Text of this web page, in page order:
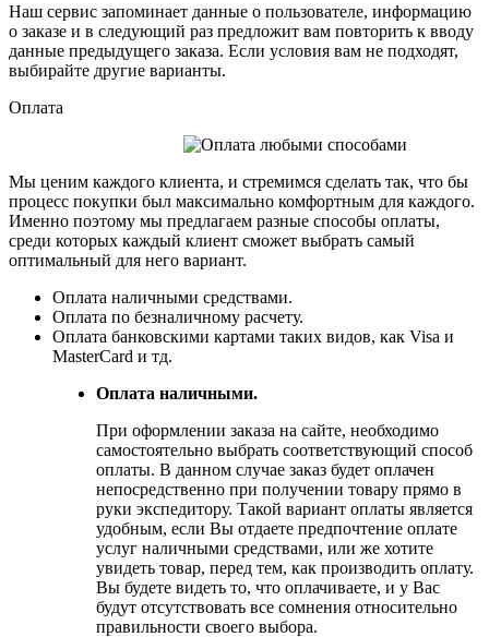
Наш сервис запоминает данные о пользователе, информацию
о заказе и в следующий раз предложит вам повторить к вводу
данные предыдущего заказа. Если условия вам не подходят,
выбирайте другие варианты.
Оплата
Мы ценим каждого клиента, и стремимся сделать так, что бы
процесс покупки был максимально комфортным для каждого.
Именно поэтому мы предлагаем разные способы оплаты,
среди которых каждый клиент сможет выбрать самый
оптимальный для него вариант.
Оплата наличными средствами.
Оплата по безналичному расчету.
Оплата банковскими картами таких видов, как Visa и
MasterCard и тд.
Оплата наличными.
При оформлении заказа на сайте, необходимо
самостоятельно выбрать соответствующий способ
оплаты. В данном случае заказ будет оплачен
непосредственно при получении товару прямо в
руки экспедитору. Такой вариант оплаты является
удобным, если Вы отдаете предпочтение оплате
услуг наличными средствами, или же хотите
увидеть товар, перед тем, как производить оплату.
Вы будете видеть то, что оплачиваете, и у Вас
будут отсутствовать все сомнения относительно
правильности своего выбора.